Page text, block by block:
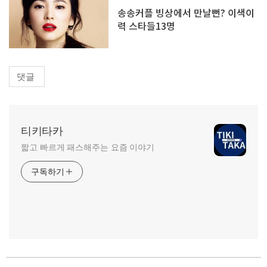
송송커플 빙상에서 만날뻔? 이색이
력 스타들13명
댓글
티키타카
짧고 빠르게 패스해주는 요즘 이야기
구독하기